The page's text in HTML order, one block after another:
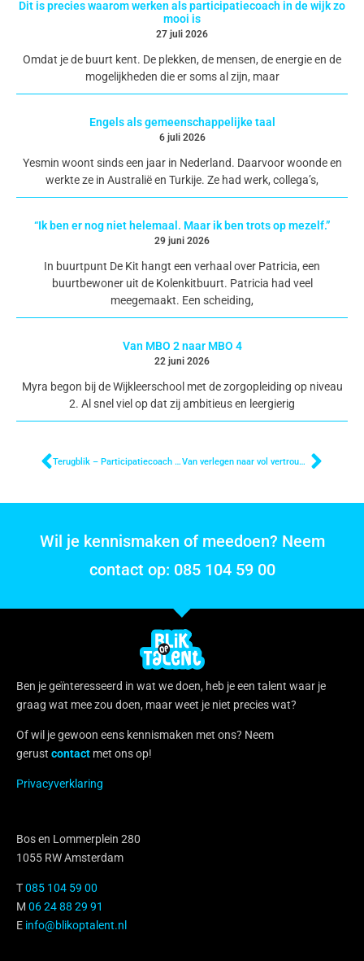
Dit is precies waarom werken als participatiecoach in de wijk zo
mooi is
27 juli 2026
Omdat je de buurt kent. De plekken, de mensen, de energie en de
mogelijkheden die er soms al zijn, maar
Engels als gemeenschappelijke taal
6 juli 2026
Yesmin woont sinds een jaar in Nederland. Daarvoor woonde en
werkte ze in Australië en Turkije. Ze had werk, collega’s,
“Ik ben er nog niet helemaal. Maar ik ben trots op mezelf.”
29 juni 2026
In buurtpunt De Kit hangt een verhaal over Patricia, een
buurtbewoner uit de Kolenkitbuurt. Patricia had veel
meegemaakt. Een scheiding,
Van MBO 2 naar MBO 4
22 juni 2026
Myra begon bij de Wijkleerschool met de zorgopleiding op niveau
2. Al snel viel op dat zij ambitieus en leergierig
Terugblik – Participatiecoach Blik op Talent Van verlegen naar vol vertrouwen: het verhaal van Loes
Wil je kennismaken of meedoen? Neem
contact op: 085 104 59 00
Ben je geïnteresseerd in wat we doen, heb je een talent waar je
graag wat mee zou doen, maar weet je niet precies wat?
Of wil je gewoon eens kennismaken met ons? Neem
gerust contact met ons op!
Privacyverklaring
Bos en Lommerplein 280
1055 RW Amsterdam
T085 104 59 00
M 06 24 88 29 91
E info@blikoptalent.nl